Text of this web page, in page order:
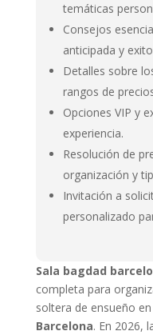
temáticas
Consejos
anticipada y
Detalles sobre
rangos de
Opciones VIP y
experiencia.
Resolución de
organización y
Invitación a
personalizado
Sala bagdad
completa para
soltera de ensueño
Barcelona. En 2026,